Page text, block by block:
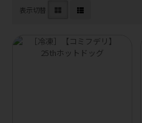
表示切替